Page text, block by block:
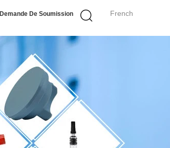
French
Demande De Soumission